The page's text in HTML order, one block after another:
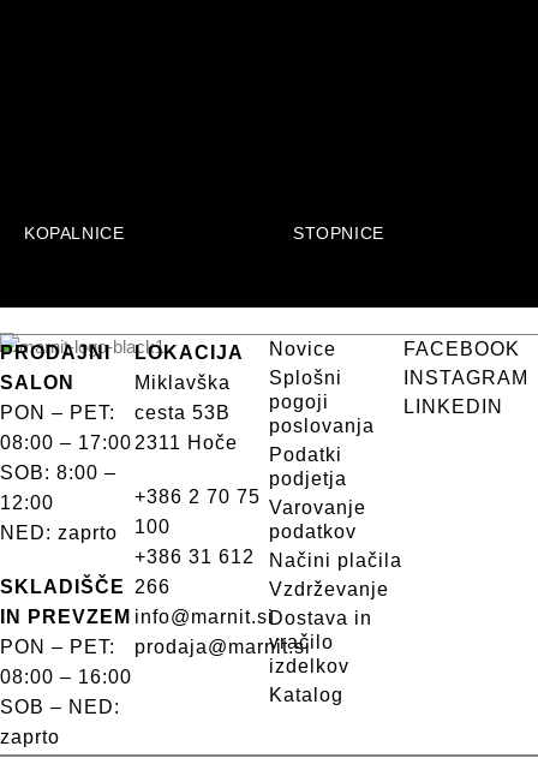
KOPALNICE STOPNICE
PRODAJNI
SALON
PON – PET:
08:00 – 17:00
SOB: 8:00 –
12:00
NED: zaprto
SKLADIŠČE
IN PREVZEM
PON – PET:
08:00 – 16:00
SOB – NED:
zaprto
LOKACIJA
Miklavška
cesta 53B
2311 Hoče
+386 2 70 75
100
+386 31 612
266
info@marnit.si
prodaja@marnit.si
Novice
Splošni
pogoji
poslovanja
Podatki
podjetja
Varovanje
podatkov
Načini plačila
Vzdrževanje
Dostava in
vračilo
izdelkov
Katalog
FACEBOOK
INSTAGRAM
LINKEDIN